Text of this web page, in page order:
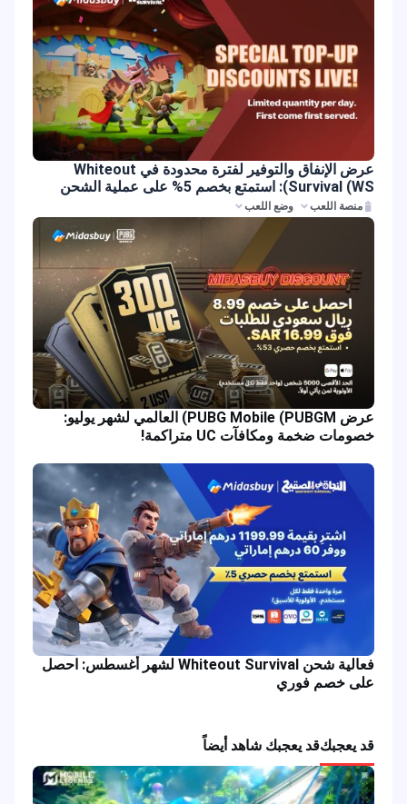
عرض الإنفاق والتوفير لفترة محدودة في Whiteout
Survival (WS): استمتع بخصم 5% على عملية الشحن
منصة اللعب وضع اللعب
عرض PUBG Mobile (PUBGM) العالمي لشهر يوليو:
خصومات ضخمة ومكافآت UC متراكمة!
فعالية شحن Whiteout Survival لشهر أغسطس: احصل
على خصم فوري
قد يعجبكقد يعجبك شاهد أيضاً